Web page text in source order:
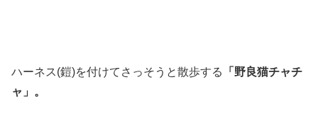
ハーネス(鎧)を付けてさっそうと散歩する
「野良猫チャチ
ャ」。